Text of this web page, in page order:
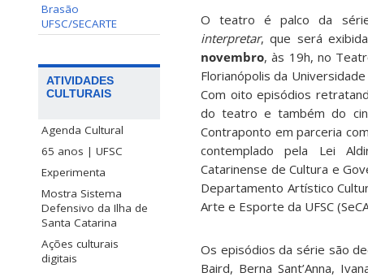
Brasão
UFSC/SECARTE
ATIVIDADES
CULTURAIS
Agenda Cultural
65 anos | UFSC
Experimenta
Mostra Sistema
Defensivo da Ilha de
Santa Catarina
Ações culturais
digitais
O teatro é palco da
interpretar, que será
novembro, às 19h, no
Florianópolis da
Com oito episódios
do teatro e também do
Contraponto em parceria
contemplado pela Lei
Catarinense de Cultura e
Departamento Artístico
Arte e Esporte da UFSC
Os episódios da série são
Baird, Berna Sant’Anna,